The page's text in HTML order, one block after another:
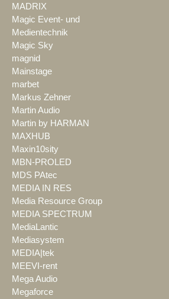
MADRIX
Magic Event- und
Medientechnik
Magic Sky
magnid
Mainstage
marbet
Markus Zehner
Martin Audio
Martin by HARMAN
MAXHUB
Maxin10sity
MBN-PROLED
MDS PAtec
MEDIA IN RES
Media Resource Group
MEDIA SPECTRUM
MediaLantic
Mediasystem
MEDIA|tek
MEEVI-rent
Mega Audio
Megaforce